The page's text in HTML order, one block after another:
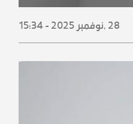
28 , نوفمبر 2025 - 15:34